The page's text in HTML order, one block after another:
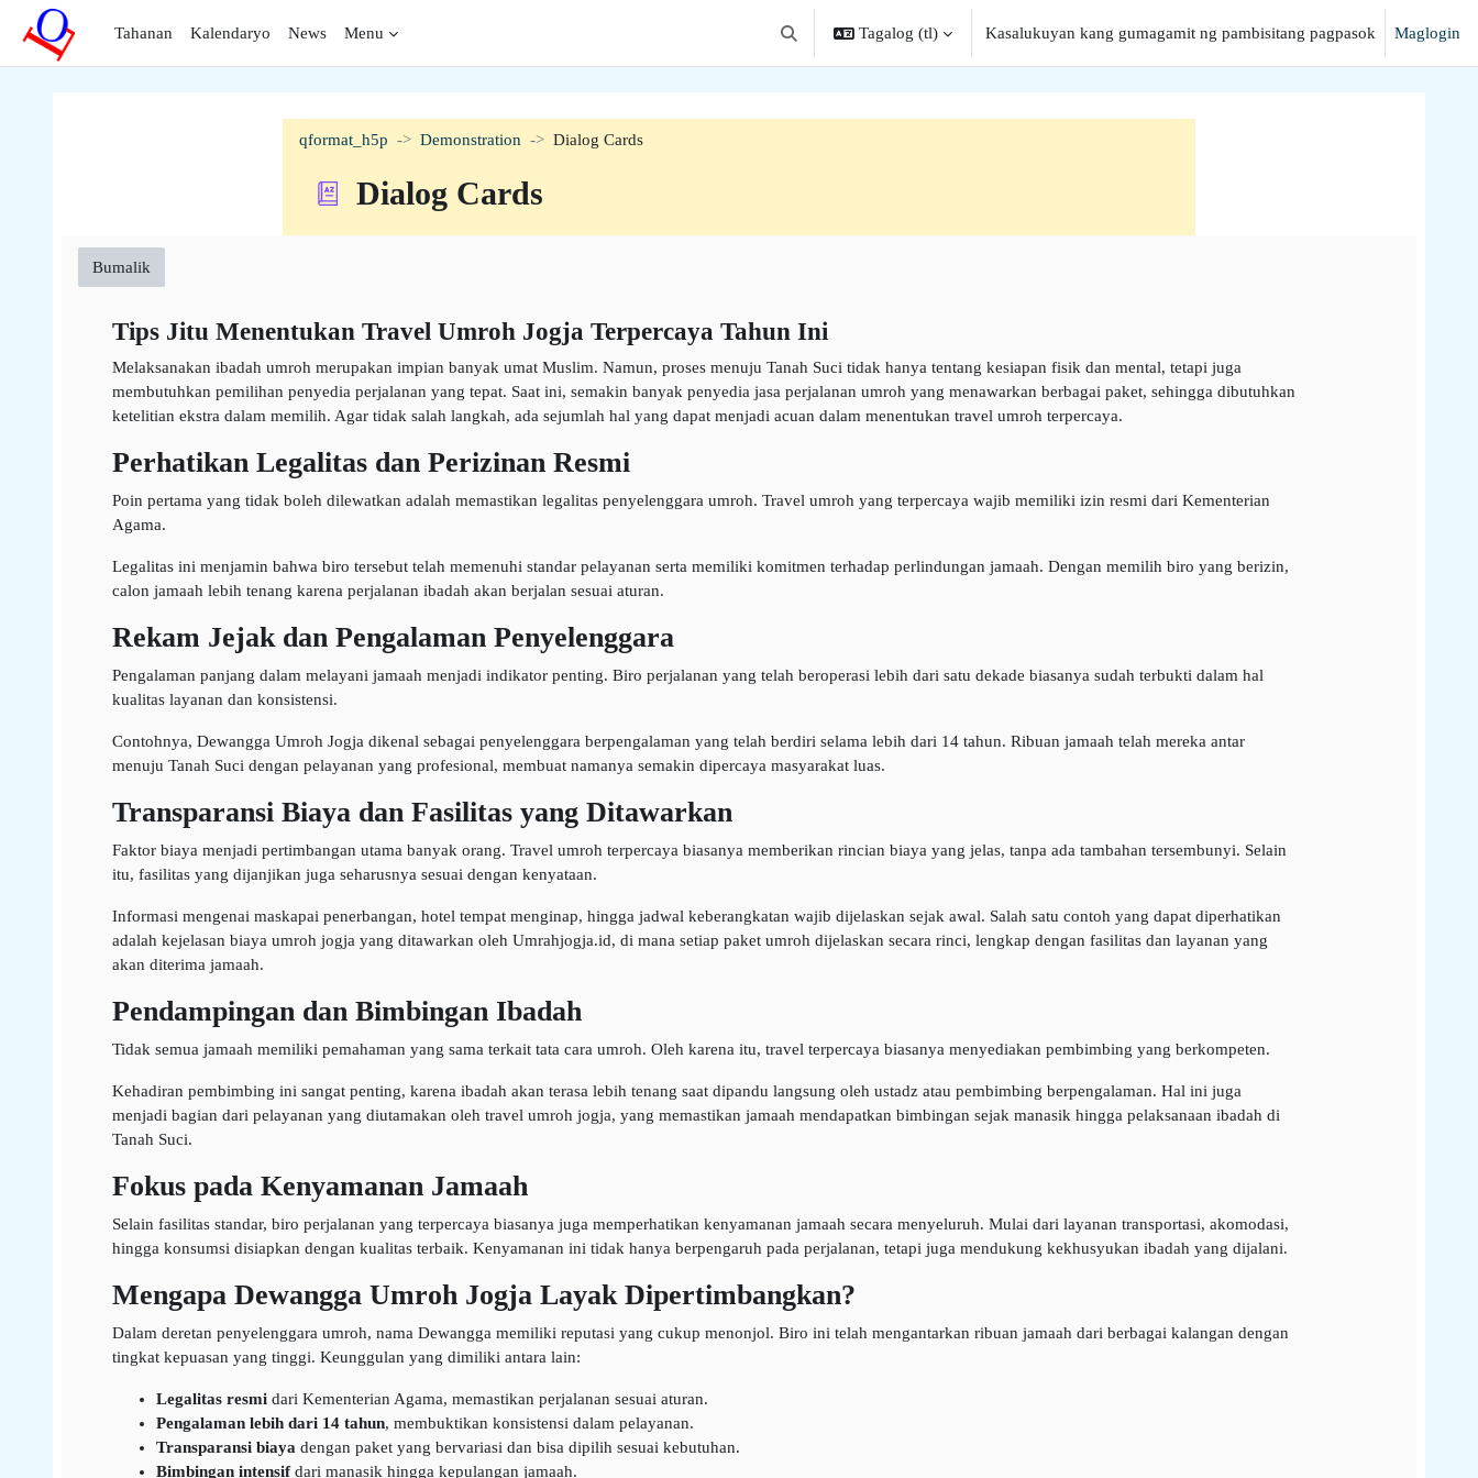
Lumaktaw patungo sa pangunahing nilalaman
Tahanan
Kalendaryo News Menu
I-toggle ang "input" sa paghahanap
Tagalog ‎(tl)‎ Kasalukuyan kang gumagamit ng pambisitang pagpasok Maglogin
qformat_h5p Demonstration Dialog Cards
Dialog Cards
Bumalik
Tips Jitu Menentukan Travel Umroh Jogja Terpercaya Tahun Ini
Melaksanakan ibadah umroh merupakan impian banyak umat Muslim. Namun, proses menuju Tanah Suci tidak hanya tentang kesiapan fisik dan mental, tetapi juga
membutuhkan pemilihan penyedia perjalanan yang tepat. Saat ini, semakin banyak penyedia jasa perjalanan umroh yang menawarkan berbagai paket, sehingga dibutuhkan
ketelitian ekstra dalam memilih. Agar tidak salah langkah, ada sejumlah hal yang dapat menjadi acuan dalam menentukan travel umroh terpercaya.
Perhatikan Legalitas dan Perizinan Resmi
Poin pertama yang tidak boleh dilewatkan adalah memastikan legalitas penyelenggara umroh. Travel umroh yang terpercaya wajib memiliki izin resmi dari Kementerian
Agama.
Legalitas ini menjamin bahwa biro tersebut telah memenuhi standar pelayanan serta memiliki komitmen terhadap perlindungan jamaah. Dengan memilih biro yang berizin,
calon jamaah lebih tenang karena perjalanan ibadah akan berjalan sesuai aturan.
Rekam Jejak dan Pengalaman Penyelenggara
Pengalaman panjang dalam melayani jamaah menjadi indikator penting. Biro perjalanan yang telah beroperasi lebih dari satu dekade biasanya sudah terbukti dalam hal
kualitas layanan dan konsistensi.
Contohnya, Dewangga Umroh Jogja dikenal sebagai penyelenggara berpengalaman yang telah berdiri selama lebih dari 14 tahun. Ribuan jamaah telah mereka antar
menuju Tanah Suci dengan pelayanan yang profesional, membuat namanya semakin dipercaya masyarakat luas.
Transparansi Biaya dan Fasilitas yang Ditawarkan
Faktor biaya menjadi pertimbangan utama banyak orang. Travel umroh terpercaya biasanya memberikan rincian biaya yang jelas, tanpa ada tambahan tersembunyi. Selain
itu, fasilitas yang dijanjikan juga seharusnya sesuai dengan kenyataan.
Informasi mengenai maskapai penerbangan, hotel tempat menginap, hingga jadwal keberangkatan wajib dijelaskan sejak awal. Salah satu contoh yang dapat diperhatikan
adalah kejelasan biaya umroh jogja yang ditawarkan oleh Umrahjogja.id, di mana setiap paket umroh dijelaskan secara rinci, lengkap dengan fasilitas dan layanan yang
akan diterima jamaah.
Pendampingan dan Bimbingan Ibadah
Tidak semua jamaah memiliki pemahaman yang sama terkait tata cara umroh. Oleh karena itu, travel terpercaya biasanya menyediakan pembimbing yang berkompeten.
Kehadiran pembimbing ini sangat penting, karena ibadah akan terasa lebih tenang saat dipandu langsung oleh ustadz atau pembimbing berpengalaman. Hal ini juga
menjadi bagian dari pelayanan yang diutamakan oleh travel umroh jogja, yang memastikan jamaah mendapatkan bimbingan sejak manasik hingga pelaksanaan ibadah di
Tanah Suci.
Fokus pada Kenyamanan Jamaah
Selain fasilitas standar, biro perjalanan yang terpercaya biasanya juga memperhatikan kenyamanan jamaah secara menyeluruh. Mulai dari layanan transportasi, akomodasi,
hingga konsumsi disiapkan dengan kualitas terbaik. Kenyamanan ini tidak hanya berpengaruh pada perjalanan, tetapi juga mendukung kekhusyukan ibadah yang dijalani.
Mengapa Dewangga Umroh Jogja Layak Dipertimbangkan?
Dalam deretan penyelenggara umroh, nama Dewangga memiliki reputasi yang cukup menonjol. Biro ini telah mengantarkan ribuan jamaah dari berbagai kalangan dengan
tingkat kepuasan yang tinggi. Keunggulan yang dimiliki antara lain:
Legalitas resmidari Kementerian Agama, memastikan perjalanan sesuai aturan.
Pengalaman lebih dari 14 tahun, membuktikan konsistensi dalam pelayanan.
Transparansi biaya dengan paket yang bervariasi dan bisa dipilih sesuai kebutuhan.
Bimbingan intensifdari manasik hingga kepulangan jamaah.